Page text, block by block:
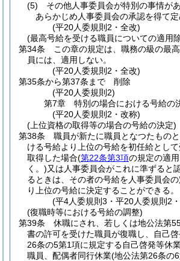
(5)
その他人事委員会が特別の事情が
あらかじめ人事委員会の承認を得て定
(平20人委規則2・全改)
(最高号給を受ける職員についての適用
第34条
この章の規定は、職務の級の最
員には、適用しない。
(平20人委規則2・全改)
第35条から第37条まで
削除
(平20人委規則2)
第7章
特別の場合における号給の
(平20人委規則2・改称)
(上位資格の取得等の場合の号給の決定)
第38条
職員が新たに職員となつたもの
ける号給より上位の号給を初任給とし
取得した場合(第22条第3項の規定の適
く。)又は人事委員会がこれに準ずると
るときは、その者の号給を人事委員会
り上位の号給に決定することができる。
(平4人委規則3・平20人委規則2
(復職時等における号給の調整)
第39条
休職にされ、若しくは地公法第
書の許可を受けた職員が復職し、自己
26条の5第1項に規定する自己啓発等休
職員、配偶者同行休業(地公法第26条の